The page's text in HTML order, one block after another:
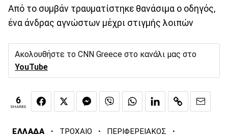
Από το συμβάν τραυματίστηκε θανάσιμα ο οδηγός,
ένα άνδρας αγνώστων μέχρι στιγμής λοιπών
Ακολουθήστε το CNN Greece στο κανάλι μας στο
YouTube
6
SHARES
ΕΛΛΑΔΑ · ΤΡΟΧΑΙΟ · ΠΕΡΙΦΕΡΕΙΑΚΟΣ ·